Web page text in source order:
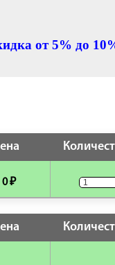
от 5% до
0 ₽